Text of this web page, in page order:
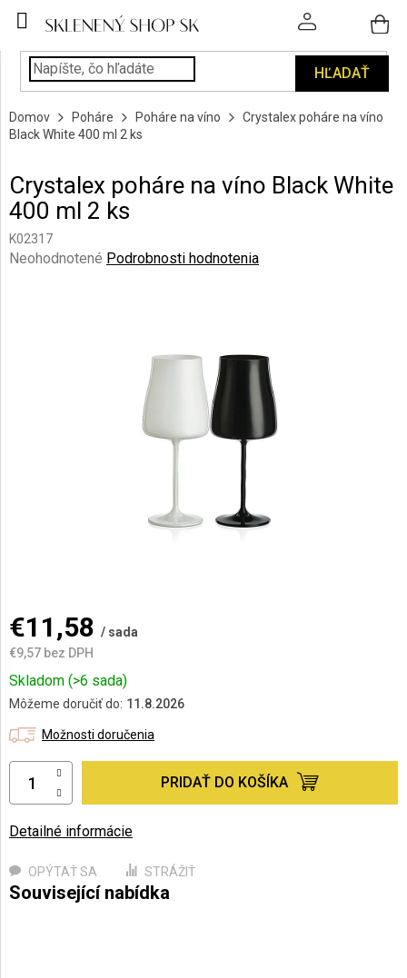
HĽADAŤ
POHÁRE
PODÁVANIE
NÁPOJOV
KUCHYŇA
A
INTERIÉR
Domov Poháre Poháre na víno
Crystalex poháre na víno
Black White 400 ml 2 ks
Crystalex poháre na víno Black White
400 ml 2 ks
K02317
Priemerné
Neohodnotené Podrobnosti hodnotenia
€11,58 / sada
€9,57 bez DPH
Jednotková
cena:
Skladom (>6 sada)
Môžeme doručiť do: 11.8.2026
Možnosti doručenia
PRIDAŤ DO KOŠÍKA
Detailné informácie
OPÝTAŤ SA STRÁŽIŤ